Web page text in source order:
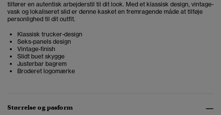
tilfører en autentisk arbejderstil til dit look. Med et klassisk design, vintage-
vask og lokaliseret slid er denne kasket en fremragende måde at tilføje
personlighed til dit outfit.
Klassisk trucker-design
Seks-panels design
Vintage-finish
Slidt buet skygge
Justerbar bagrem
Broderet logomærke
Størrelse og pasform